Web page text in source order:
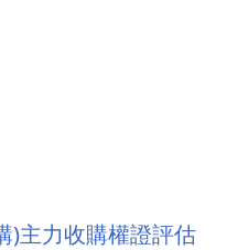
)主力收購權證評估